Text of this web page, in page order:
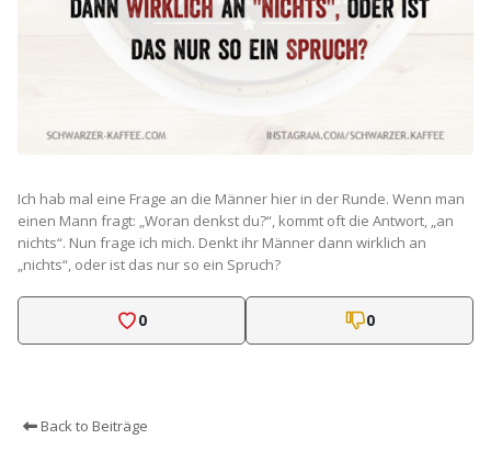
Ich hab mal eine Frage an die Männer hier in der Runde. Wenn man
einen Mann fragt: „Woran denkst du?“, kommt oft die Antwort, „an
nichts“. Nun frage ich mich. Denkt ihr Männer dann wirklich an
„nichts“, oder ist das nur so ein Spruch?
0 0
Back to Beiträge